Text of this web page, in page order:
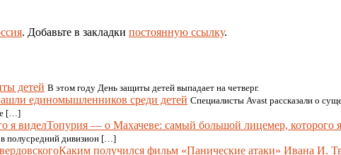
. Добавьте в закладки постоянную ссылку.
детей В этом году День защиты детей выпадает на четверг.
единомышленников среди детей Специалисты Avast рассказали о
[…]
Топурия — о Махачеве: самый большой лицемер, которого
в полусредний дивизион […]
Каким получился фильм «Панические атаки» Ивана И.